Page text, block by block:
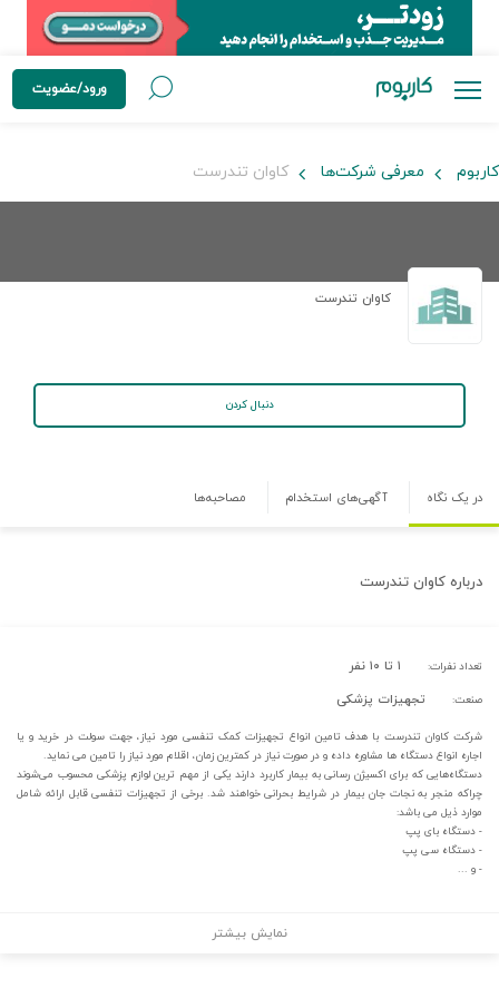
ورود/عضویت
کاربوم معرفی شرکت‌ها کاوان تندرست
کاوان تندرست
دنبال کردن
در یک نگاه آگهی‌های استخدام مصاحبه‌ها
درباره کاوان تندرست
تعداد نفرات: ۱ تا ۱۰ نفر
صنعت: تجهیزات پزشکی
شرکت کاوان تندرست با هدف تامین انواع تجهیزات کمک تنفسی مورد نیاز، جهت سولت در خرید و یا
اجاره انواع دستگاه ها مشاوره داده و در صورت نیاز در کمترین زمان، اقلام مورد نیاز را تامین می نماید.
دستگاه‌هایی که برای اکسیژن رسانی به بیمار کاربرد دارند یکی از مهم ترین لوازم پزشکی محسوب می‌شوند
چراکه منجر به نجات جان بیمار در شرایط بحرانی خواهند شد. برخی از تجهیزات تنفسی قابل ارائه شامل
موارد ذیل می باشد:
- دستگاه بای پپ
- دستگاه سی پپ
- و ...
نمایش بیشتر